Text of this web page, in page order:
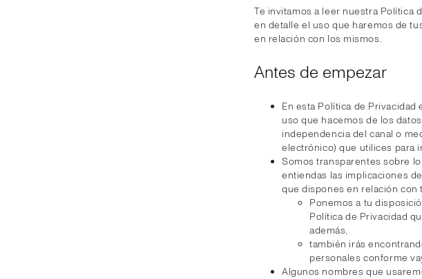
Te invitamos a leer nuestra Política
en detalle el uso que haremos de
en relación con los mismos.
Antes de empezar
En esta Política de
uso que hacemos de los
independencia del canal o
electrónico) que utilices para
Somos transparentes sobre
entiendas las implicaciones
que dispones en relación con
Ponemos a tu
Política de Privacidad
además,
también irás
personales conforme
Algunos nombres que